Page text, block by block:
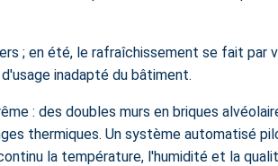
; en été, le rafraîchissement se fait par
inadapté du bâtiment.
: des doubles murs en briques
thermiques. Un système automatisé
la température, l'humidité et la